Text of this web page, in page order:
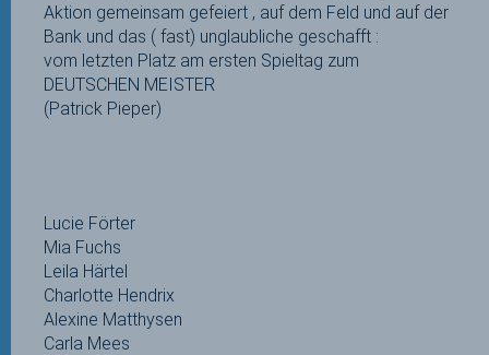
Aktion gemeinsam gefeiert , auf dem Feld und auf der
Bank und das ( fast) unglaubliche geschafft :
vom letzten Platz am ersten Spieltag zum
DEUTSCHEN MEISTER
(Patrick Pieper)
Lucie Förter
Mia Fuchs
Leila Härtel
Charlotte Hendrix
Alexine Matthysen
Carla Mees